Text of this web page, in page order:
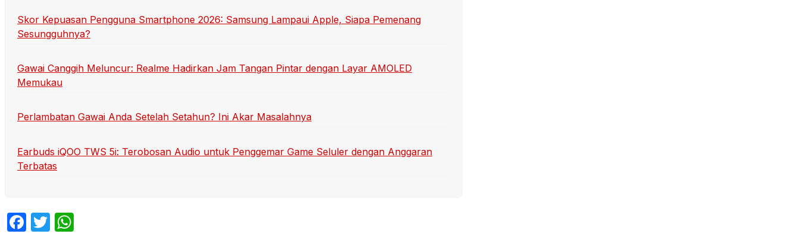
Skor Kepuasan Pengguna Smartphone 2026: Samsung Lampaui Apple, Siapa Pemenang
Sesungguhnya?
Gawai Canggih Meluncur: Realme Hadirkan Jam Tangan Pintar dengan Layar AMOLED
Memukau
Perlambatan Gawai Anda Setelah Setahun? Ini Akar Masalahnya
Earbuds iQOO TWS 5i: Terobosan Audio untuk Penggemar Game Seluler dengan Anggaran
Terbatas
Facebook
Twitter